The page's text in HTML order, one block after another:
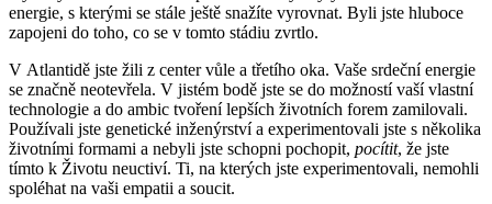
energie, s kterými se stále ještě snažíte vyrovnat. Byli jste hluboce
zapojeni do toho, co se v tomto stádiu zvrtlo.
V Atlantidě jste žili z center vůle a třetího oka. Vaše srdeční energie
se značně neotevřela. V jistém bodě jste se do možností vaší vlastní
technologie a do ambic tvoření lepších životních forem zamilovali.
Používali jste genetické inženýrství a experimentovali jste s několika
životními formami a nebyli jste schopni pochopit, pocítit, že jste
tímto k Životu neuctiví. Ti, na kterých jste experimentovali, nemohli
spoléhat na vaši empatii a soucit.